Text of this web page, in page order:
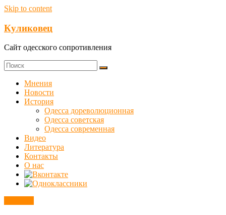
Skip to content
Куликовец
Сайт одесского сопротивления
Мнения
Новости
История
Одесса дореволюционная
Одесса советская
Одесса современная
Видео
Литература
Контакты
О нас